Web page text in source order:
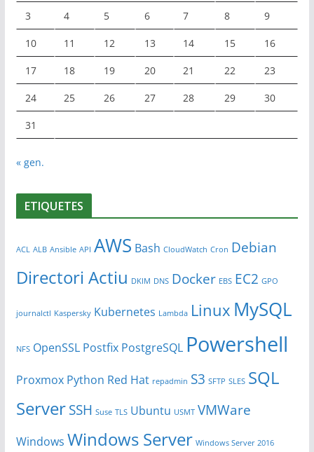
3 4 5 6 7 8 9
10 11 12 13 14 15 16
17 18 19 20 21 22 23
24 25 26 27 28 29 30
31
« gen.
ETIQUETES
ACL ALB Ansible API AWS Bash CloudWatch Cron Debian
Directori Actiu DKIM DNS Docker EBS EC2 GPO
journalctl Kaspersky Kubernetes Lambda Linux MySQL
NFS OpenSSL Postfix PostgreSQL Powershell
Proxmox Python Red Hat repadmin S3 SFTP SLES SQL
ServerSSH Suse TLS Ubuntu USMT VMWare
Windows Windows Server Windows Server 2016